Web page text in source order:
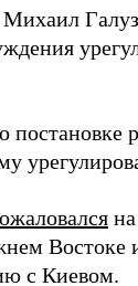
о постановке
с Киевом.